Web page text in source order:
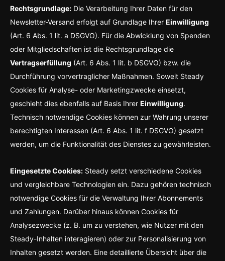
Rechtsgrundlage: Die Verarbeitung Ihrer Daten für den
Newsletter-Versand erfolgt auf Grundlage Ihrer Einwilligung
(Art. 6 Abs. 1 lit. a DSGVO). Für die Abwicklung von Spenden
oder Mitgliedschaften ist die Rechtsgrundlage die
Vertragserfüllung (Art. 6 Abs. 1 lit. b DSGVO) bzw. die
Durchführung vorvertraglicher Maßnahmen. Soweit Steady
Cookies für Analyse- oder Marketingzwecke einsetzt,
geschieht dies ebenfalls auf Basis Ihrer Einwilligung.
Technisch notwendige Cookies können zur Wahrung unserer
berechtigten Interessen (Art. 6 Abs. 1 lit. f DSGVO) gesetzt
werden, um die Funktionalität des Dienstes zu gewährleisten.
Eingesetzte Cookies: Steady setzt verschiedene Cookies
und vergleichbare Technologien ein. Dazu gehören technisch
notwendige Cookies für die Verwaltung Ihrer Abonnements
und Zahlungen. Darüber hinaus können Cookies für
Analysezwecke (z. B. um zu verstehen, wie Nutzer mit den
Steady-Inhalten interagieren) oder zur Personalisierung von
Inhalten gesetzt werden. Eine detaillierte Übersicht über die